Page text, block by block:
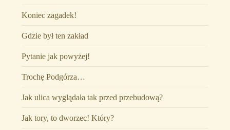
Koniec zagadek!
Gdzie był ten zakład
Pytanie jak powyżej!
Trochę Podgórza…
Jak ulica wyglądała tak przed przebudową?
Jak tory, to dworzec! Który?